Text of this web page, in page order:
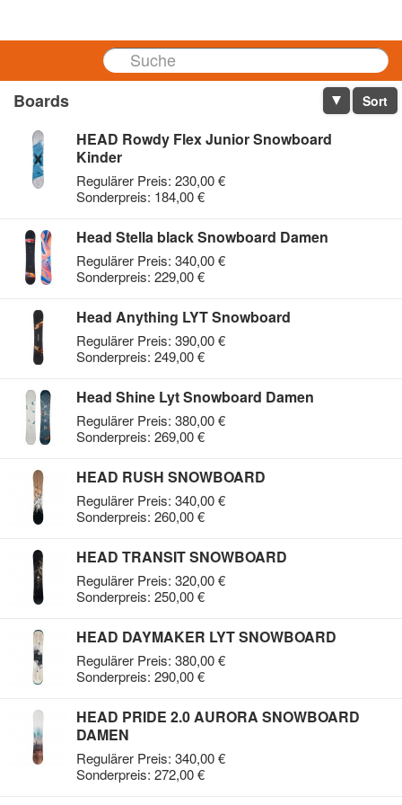
Boards Sort
HEAD Rowdy Flex Junior Snowboard
Kinder
Regulärer Preis: 230,00 €
Sonderpreis: 184,00 €
Head Stella black Snowboard Damen
Regulärer Preis: 340,00 €
Sonderpreis: 229,00 €
Head Anything LYT Snowboard
Regulärer Preis: 390,00 €
Sonderpreis: 249,00 €
Head Shine Lyt Snowboard Damen
Regulärer Preis: 380,00 €
Sonderpreis: 269,00 €
HEAD RUSH SNOWBOARD
Regulärer Preis: 340,00 €
Sonderpreis: 260,00 €
HEAD TRANSIT SNOWBOARD
Regulärer Preis: 320,00 €
Sonderpreis: 250,00 €
HEAD DAYMAKER LYT SNOWBOARD
Regulärer Preis: 380,00 €
Sonderpreis: 290,00 €
HEAD PRIDE 2.0 AURORA SNOWBOARD
DAMEN
Regulärer Preis: 340,00 €
Sonderpreis: 272,00 €